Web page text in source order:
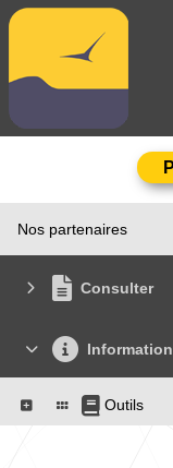
Nos partenaires
Consulter
Information
Outils